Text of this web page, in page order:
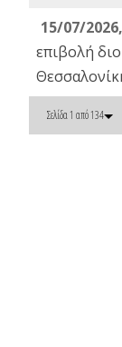
15/07/
επιβολή
Σελίδα 1 από 134